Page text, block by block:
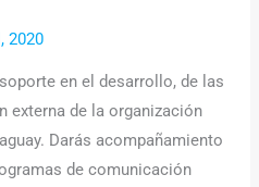
2020
en el desarrollo, de las
externa de la organización
Darás acompañamiento
de comunicación